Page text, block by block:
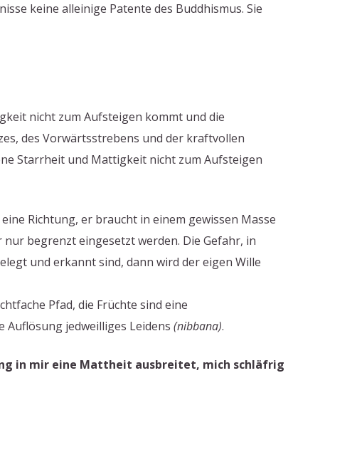
keine alleinige Patente des Buddhismus. Sie
nicht zum Aufsteigen kommt und die
des Vorwärtsstrebens und der kraftvollen
Starrheit und Mattigkeit nicht zum Aufsteigen
Richtung, er braucht in einem gewissen Masse
begrenzt eingesetzt werden. Die Gefahr, in
und erkannt sind, dann wird der eigen Wille
Pfad, die Früchte sind eine
jedweilliges Leidens (nibbana).
in mir eine Mattheit ausbreitet, mich schläfrig